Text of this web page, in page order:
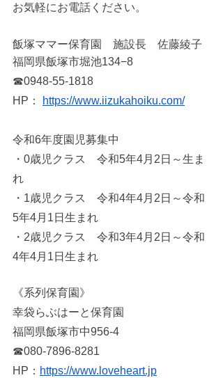
お気軽にお電話ください。
飯塚ママー保育園　施設長　佐藤綾子
福岡県飯塚市堀池134−8
☎0948-55-1818
HP：
https://www.iizukahoiku.com/
令和6年度園児募集中
・0歳児クラス　令和5年4月2日～生ま
れ
・1歳児クラス　令和4年4月2日～令和
5年4月1日生まれ
・2歳児クラス　令和3年4月2日～令和
4年4月1日生まれ
《系列保育園》
幸袋らぶはーと保育園
福岡県飯塚市中956-4
☎080-7896-8281
HP： https://www.loveheart.jp